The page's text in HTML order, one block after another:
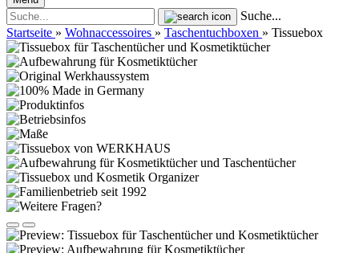
Suche...
Startseite » Wohnaccessoires » Taschentuchboxen » Tissuebox